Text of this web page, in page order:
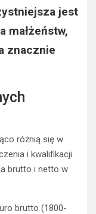
jest
małżeństw,
znacznie
różnią się w
i kwalifikacji.
brutto i netto w
brutto (1800-